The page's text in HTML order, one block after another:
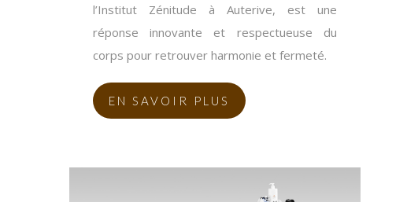
l’Institut Zénitude à Auterive, est une
réponse innovante et respectueuse du
corps pour retrouver harmonie et fermeté.
EN SAVOIR PLUS